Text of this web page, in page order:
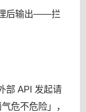
后输出——拦
部 API 发起请
危不危险」，